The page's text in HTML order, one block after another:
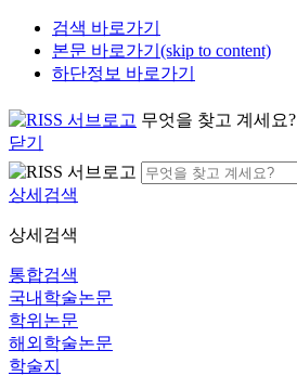
검색 바로가기
본문 바로가기(skip to content)
하단정보 바로가기
무엇을 찾고 계세요?
닫기
상세검색
상세검색
통합검색
국내학술논문
학위논문
해외학술논문
학술지